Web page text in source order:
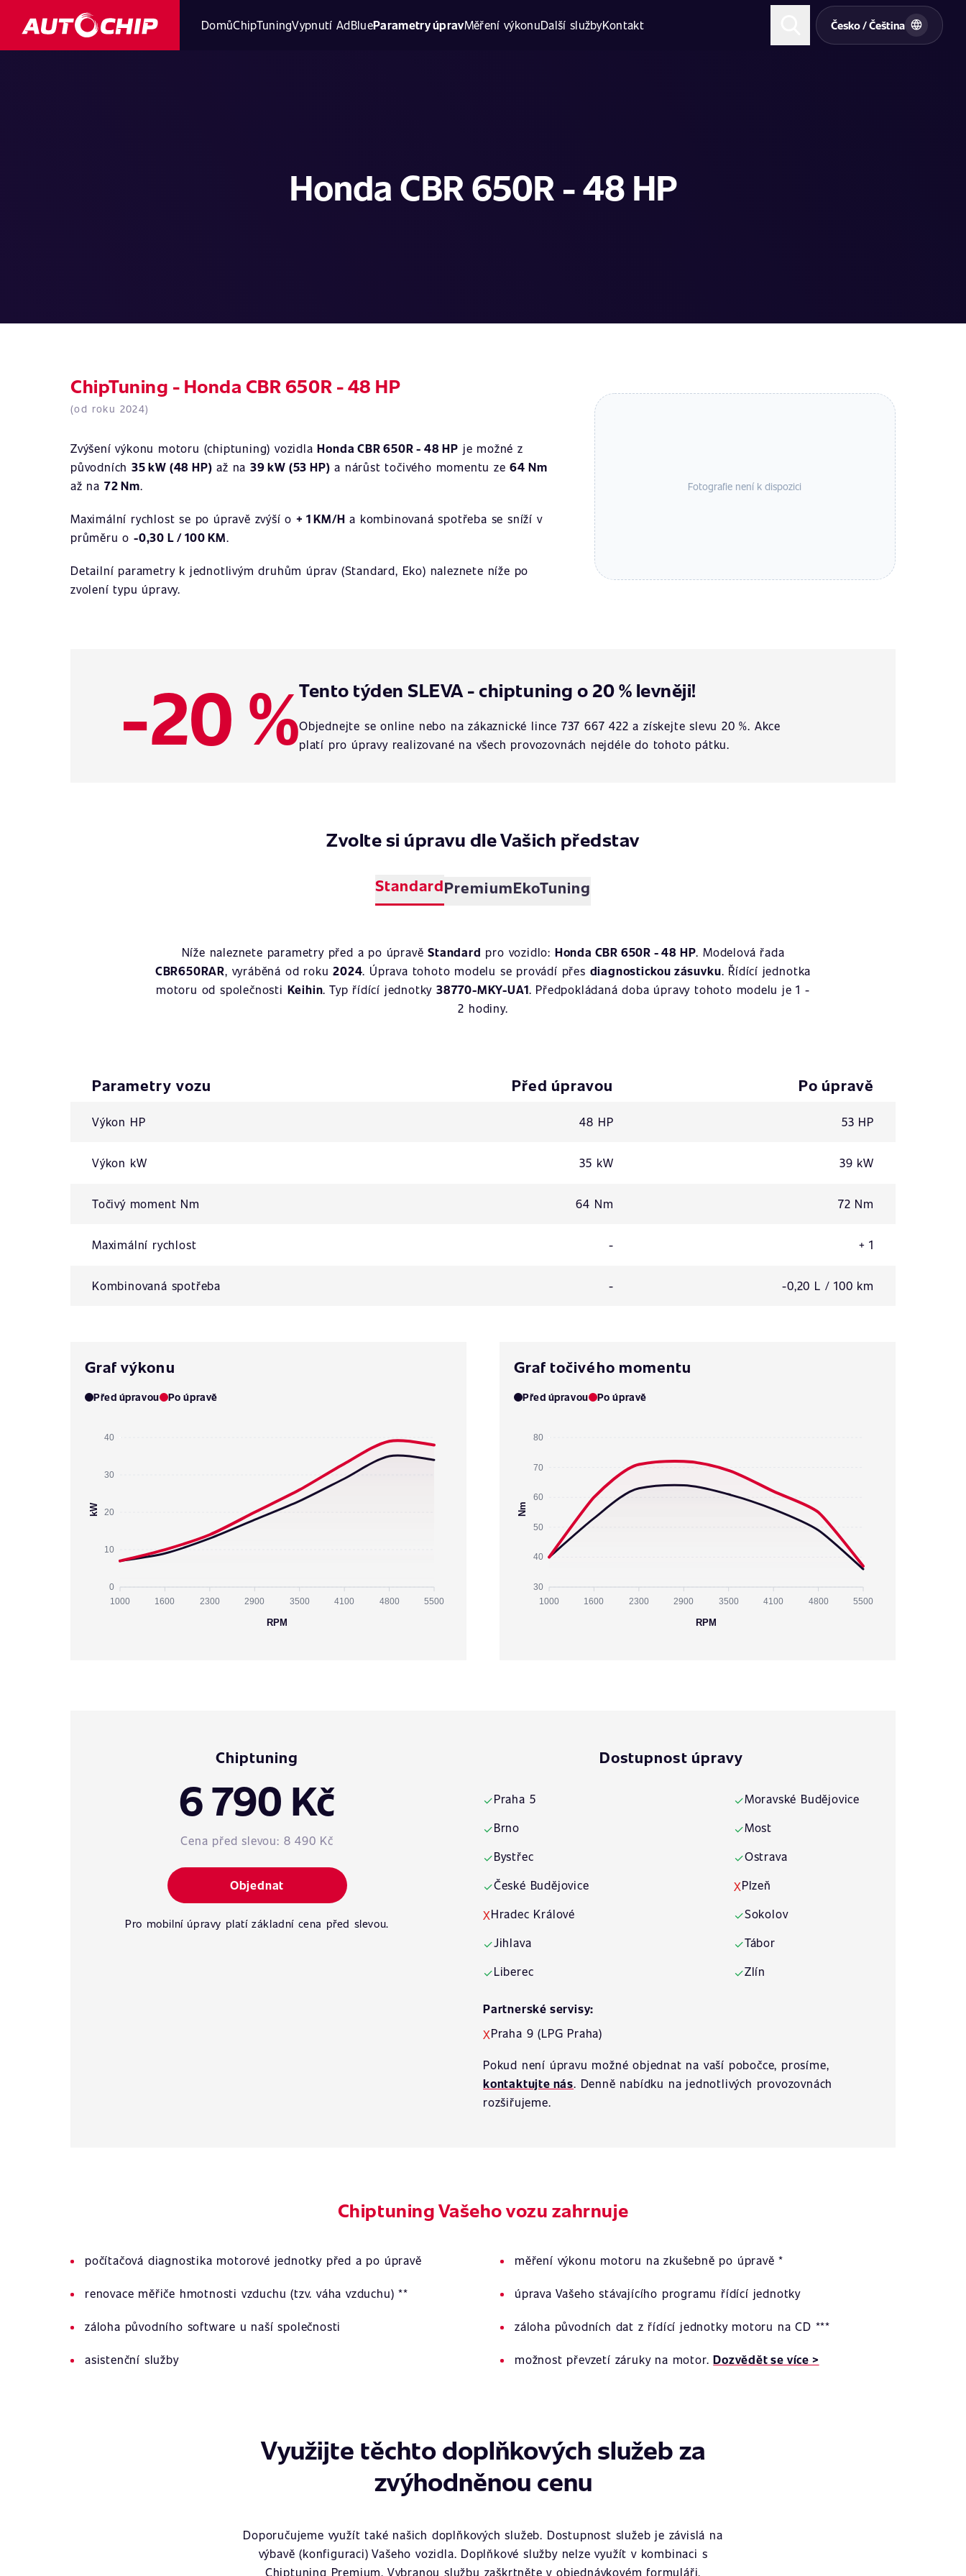
DomůChipTuningVypnutí AdBlueParametry úpravMěření výkonuDalší službyKontakt Česko / Čeština
Honda CBR 650R - 48 HP
ChipTuning - Honda CBR 650R - 48 HP
(od roku 2024)
Zvýšení výkonu motoru (chiptuning) vozidlaHonda CBR 650R - 48 HP je možné z
původních35 kW (48 HP) až na39 kW (53 HP) a nárůst točivého momentu ze64 Nm
až na 72 Nm.
Maximální rychlost se po úpravě zvýší o + 1 KM/H a kombinovaná spotřeba se sníží v
průměru o-0,30 L / 100 KM.
Detailní parametry k jednotlivým druhům úprav (Standard, Eko) naleznete níže po
zvolení typu úpravy.
Fotografie není k dispozici
-20 %Tento týden SLEVA - chiptuning o 20 % levněji!
Objednejte se online nebo na zákaznické lince 737 667 422 a získejte slevu 20 %. Akce
platí pro úpravy realizované na všech provozovnách nejdéle do tohoto pátku.
Zvolte si úpravu dle Vašich představ
StandardPremiumEkoTuning
Níže naleznete parametry před a po úpravěStandard pro vozidlo: Honda CBR 650R - 48 HP. Modelová řada
CBR650RAR, vyráběná od roku2024. Úprava tohoto modelu se provádí přes diagnostickou zásuvku. Řídící jednotka
motoru od společnosti Keihin. Typ řídící jednotky38770-MKY-UA1. Předpokládaná doba úpravy tohoto modelu je 1 -
2 hodiny.
Parametry vozu Před úpravou Po úpravě
Výkon HP 48 HP 53 HP
Výkon kW 35 kW 39 kW
Točivý moment Nm 64 Nm 72 Nm
Maximální rychlost - + 1
Kombinovaná spotřeba - -0,20 L / 100 km
Graf výkonu
Před úpravou Po úpravě
40
30
20
10
0
kW
1000 1600 2300 2900 3500 4100 4800 5500
RPM
Graf točivého momentu
Před úpravou Po úpravě
80
70
60
50
40
30
Nm
1000 1600 2300 2900 3500 4100 4800 5500
RPM
Chiptuning
6 790 Kč
Cena před slevou: 8 490 Kč
Objednat
Pro mobilní úpravy platí základní cena před slevou.
Dostupnost úpravy
✓Praha 5
✓Brno
✓Bystřec
✓České Budějovice
XHradec Králové
✓Jihlava
✓Liberec
✓Moravské Budějovice
✓Most
✓Ostrava
XPlzeň
✓Sokolov
✓Tábor
✓Zlín
Partnerské servisy:
XPraha 9 (LPG Praha)
Pokud není úpravu možné objednat na vaší pobočce, prosíme,
kontaktujte nás. Denně nabídku na jednotlivých provozovnách
rozšiřujeme.
Chiptuning Vašeho vozu zahrnuje
počítačová diagnostika motorové jednotky před a po úpravě měření výkonu motoru na zkušebně po úpravě *
renovace měřiče hmotnosti vzduchu (tzv. váha vzduchu) ** úprava Vašeho stávajícího programu řídící jednotky
záloha původního software u naší společnosti záloha původních dat z řídící jednotky motoru na CD ***
asistenční služby možnost převzetí záruky na motor.Dozvědět se více >
Využijte těchto doplňkových služeb za
zvýhodněnou cenu
Doporučujeme využít také našich doplňkových služeb. Dostupnost služeb je závislá na
výbavě (konfiguraci) Vašeho vozidla. Doplňkové služby nelze využít v kombinaci s
Chiptuning Premium. Vybranou službu zaškrtněte v objednávkovém formuláři.